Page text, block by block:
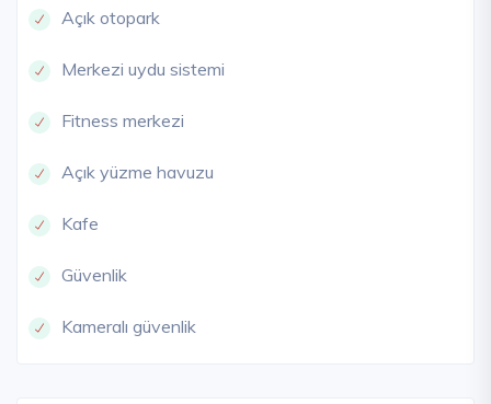
Açık otopark
Merkezi uydu sistemi
Fitness merkezi
Açık yüzme havuzu
Kafe
Güvenlik
Kameralı güvenlik